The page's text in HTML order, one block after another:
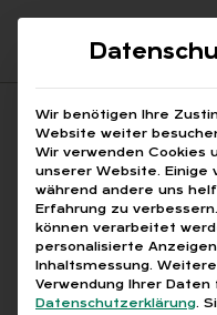
Suchfeld
Breadcrumb-
STARTSEITE
Wir benötigen Ihre
Website weiter
Wir verwenden Cookies
unserer Website. Einige
während andere uns
Erfahrung zu verbessern.
können verarbeitet
personalisierte
Inhaltsmessung.
Verwendung Ihrer
Datenschutzerklärung.